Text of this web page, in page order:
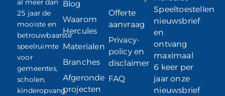
al meer dan
25 jaar de
mooiste en
betrouwbaarste
speelruimte
voor
gemeentes,
scholen,
kinderopvang,
Blog
Waarom
Hercules
Materialen
Branches
Afgeronde
projecten
Offerte
aanvraag
Privacy-
policy en
disclaimer
FAQ
Speeltoestellen
nieuwsbrief
en
ontvang
maximaal
6 keer per
jaar onze
nieuwsbrief